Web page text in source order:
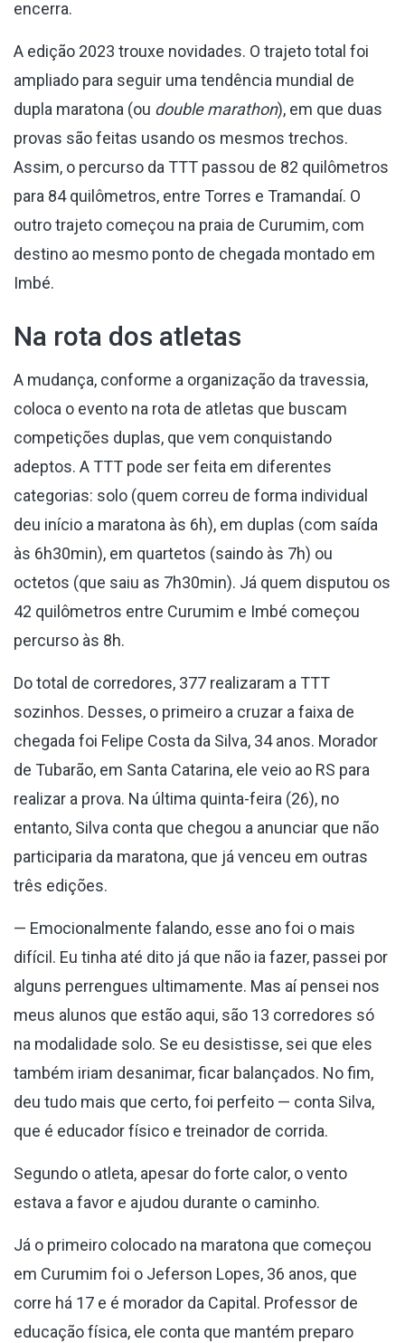
encerra.
A edição 2023 trouxe novidades. O trajeto total foi
ampliado para seguir uma tendência mundial de
dupla maratona (ou double marathon), em que duas
provas são feitas usando os mesmos trechos.
Assim, o percurso da TTT passou de 82 quilômetros
para 84 quilômetros, entre Torres e Tramandaí. O
outro trajeto começou na praia de Curumim, com
destino ao mesmo ponto de chegada montado em
Imbé.
Na rota dos atletas
A mudança, conforme a organização da travessia,
coloca o evento na rota de atletas que buscam
competições duplas, que vem conquistando
adeptos. A TTT pode ser feita em diferentes
categorias: solo (quem correu de forma individual
deu início a maratona às 6h), em duplas (com saída
às 6h30min), em quartetos (saindo às 7h) ou
octetos (que saiu as 7h30min). Já quem disputou os
42 quilômetros entre Curumim e Imbé começou
percurso às 8h.
Do total de corredores, 377 realizaram a TTT
sozinhos. Desses, o primeiro a cruzar a faixa de
chegada foi Felipe Costa da Silva, 34 anos. Morador
de Tubarão, em Santa Catarina, ele veio ao RS para
realizar a prova. Na última quinta-feira (26), no
entanto, Silva conta que chegou a anunciar que não
participaria da maratona, que já venceu em outras
três edições.
— Emocionalmente falando, esse ano foi o mais
difícil. Eu tinha até dito já que não ia fazer, passei por
alguns perrengues ultimamente. Mas aí pensei nos
meus alunos que estão aqui, são 13 corredores só
na modalidade solo. Se eu desistisse, sei que eles
também iriam desanimar, ficar balançados. No fim,
deu tudo mais que certo, foi perfeito — conta Silva,
que é educador físico e treinador de corrida.
Segundo o atleta, apesar do forte calor, o vento
estava a favor e ajudou durante o caminho.
Já o primeiro colocado na maratona que começou
em Curumim foi o Jeferson Lopes, 36 anos, que
corre há 17 e é morador da Capital. Professor de
educação física, ele conta que mantém preparo